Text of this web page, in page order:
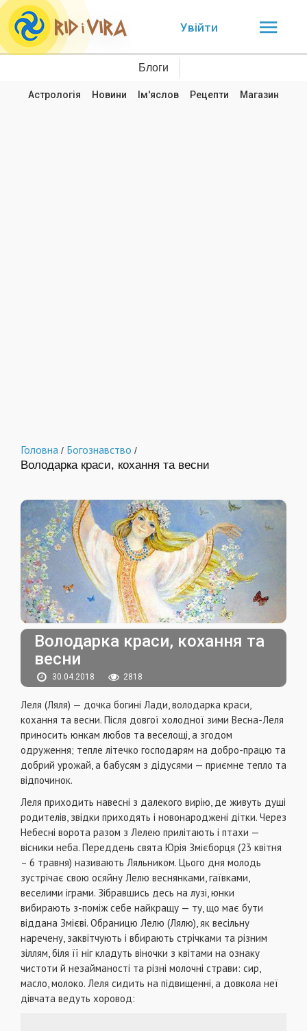
Увійти
Блоги
Астрологія Новини Ім'яслов Рецепти Магазин
Головна / Богознавство /
Володарка краси, кохання та весни
Володарка краси, кохання та
весни
30.04.2018 2818
Леля (Ляля) — дочка богині Лади, володарка краси,
кохання та весни. Після довгої холодної зими Весна-Леля
приносить юнкам любов та веселощі, а згодом
одруження; тепле літечко господарям на добро-працю та
добрий урожай, а бабусям з дідусями — приємне тепло та
відпочинок.
Леля приходить навесні з далекого вирію, де живуть душі
родителів, звідки приходять і новонароджені дітки. Через
Небесні ворота разом з Лелею прилітають і птахи —
вісники неба. Переддень свята Юрія Змієборця (23 квітня
– 6 травня) називають Ляльником. Цього дня молодь
зустрічає свою осяйну Лелю веснянками, гаївками,
веселими іграми. Зібравшись десь на лузі, юнки
вибирають з-поміж себе найкращу — ту, що має бути
віддана Змієві. Обраницю Лелю (Лялю), як весільну
наречену, заквітчують і вбирають стрічками та різним
зіллям, біля її ніг кладуть віночки з квітами на ознаку
чистоти й незайманості та різні молочні страви: сир,
масло, молоко. Леля сидить на підвищенні, а довкола неї
дівчата ведуть хоровод: